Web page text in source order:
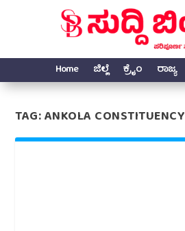
Home ಜಿಲ್ಲೆ ಕ್ರೈಂ ರಾಜ್ಯ
TAG:ANKOLA CONSTITUENCY